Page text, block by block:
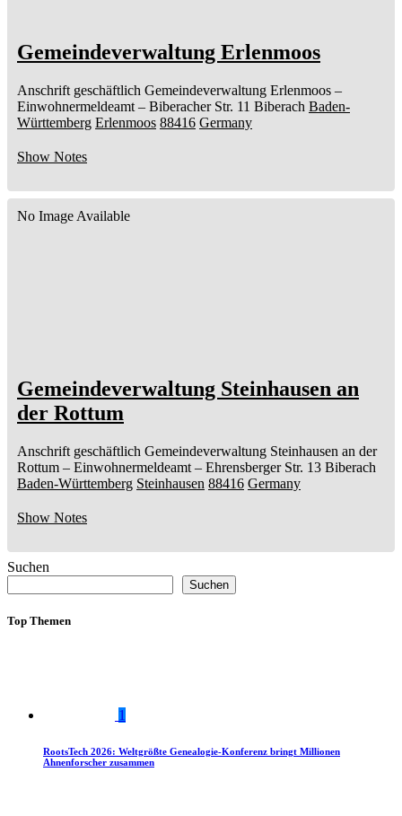
Gemeindeverwaltung Erlenmoos
Anschrift geschäftlich Gemeindeverwaltung Erlenmoos –
Einwohnermeldeamt – Biberacher Str. 11 Biberach Baden-
Württemberg Erlenmoos 88416 Germany
Show Notes
No Image Available
Gemeindeverwaltung Steinhausen an
der Rottum
Anschrift geschäftlich Gemeindeverwaltung Steinhausen an der
Rottum – Einwohnermeldeamt – Ehrensberger Str. 13 Biberach
Baden-Württemberg Steinhausen 88416 Germany
Show Notes
Suchen
Suchen
Top Themen
1
RootsTech 2026: Weltgrößte Genealogie-Konferenz bringt Millionen
Ahnenforscher zusammen